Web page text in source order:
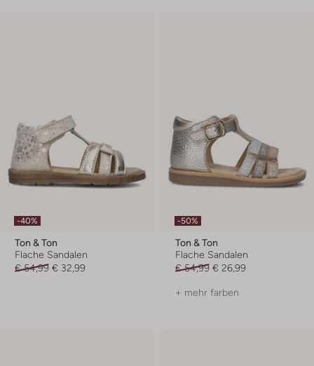
-40%
Ton & Ton
Flache Sandalen
€ 54,99 € 32,99
-50%
Ton & Ton
Flache Sandalen
€ 54,99 € 26,99
+ mehr farben